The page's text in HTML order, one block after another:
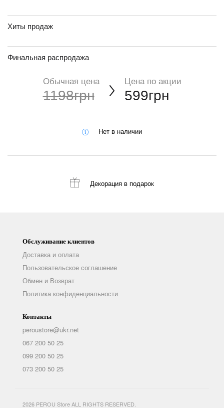
Хиты продаж
Финальная распродажа
Обычная цена
1198грн
Цена по акции
599грн
Нет в наличии
Декорация в подарок
Обслуживание клиентов
Доставка и оплата
Пользовательское соглашение
Обмен и Возврат
Политика конфиденциальности
Контакты
peroustore@ukr.net
067 200 50 25
099 200 50 25
073 200 50 25
2026 PEROU Store ALL RIGHTS RESERVED.